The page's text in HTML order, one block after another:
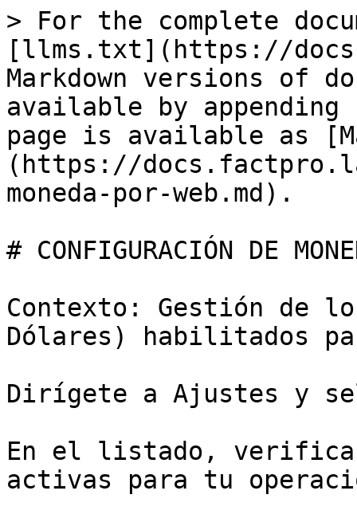
> For the complete
[llms.txt](https://
Markdown versions of
available by
page is available as
(https://
moneda-por-web.md).
# CONFIGURACIÓN DE
Contexto: Gestión de
Dólares) habilitados
Dirígete a Ajustes y
En el listado, verifica
activas para tu